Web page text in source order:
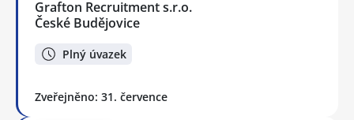
Grafton Recruitment s.r.o.
České Budějovice
Plný úvazek
Zveřejněno: 31. července